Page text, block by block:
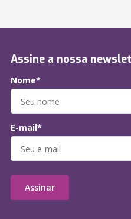
Assine a nossa
Nome*
E-mail*
Assinar